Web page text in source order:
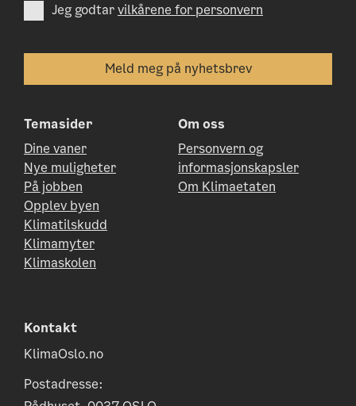
Jeg godtarvilkårene for personvern
Temasider
Dine vaner
Nye muligheter
På jobben
Opplev byen
Klimatilskudd
Klimamyter
Klimaskolen
Om oss
Personvern og
informasjonskapsler
Om Klimaetaten
Kontakt
KlimaOslo.no
Postadresse: